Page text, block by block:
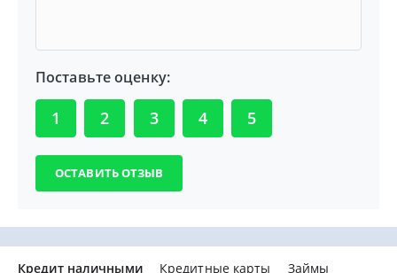
Поставьте оценку:
1 2 3 4 5
Кредит наличными Кредитные карты Займы